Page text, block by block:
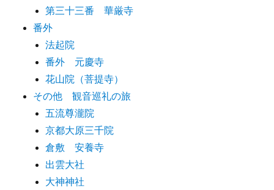
第三十三番 華厳寺
番外
法起院
番外 元慶寺
花山院（菩提寺）
その他 観音巡礼の旅
五流尊瀧院
京都大原三千院
倉敷 安養寺
出雲大社
大神神社